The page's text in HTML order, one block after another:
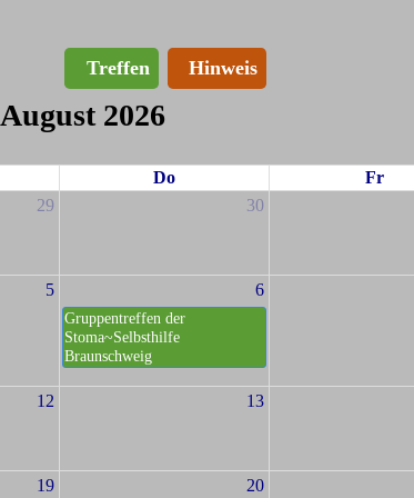
Treffen Hinweis
August 2026
Do
Fr
29 30
5 6
Gruppentreffen der
Stoma~Selbsthilfe
Braunschweig
12 13
19 20